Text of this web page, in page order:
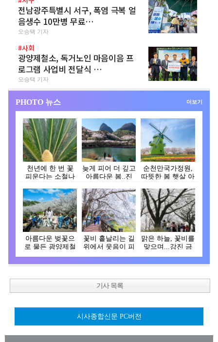
전남광주특별시 서구, 폭염 극복 얼
음생수 10만병 무료…
오승택 기자
#사회
광양제철소, 독거노인 마음이음 프
로그램 사업비 전달식 …
오승택 기자
PHOTO 뉴스 더보기
천년에 한 번 꽃
피운다는 소철나
꽃…
늦게 피어 더 깊고
아름다운 봄..진
들…
순천만국가정원,
따뜻한 봄 햇살 아
나…
아름다운 벚꽃으
로 물든 광양제철
꽃비 흩날리는 길
위에서 웃음이 피
…
맑은 하늘, 꽃비를
맞으며...강진 금
춘…
기사 목록
시사종합신문 PC버전